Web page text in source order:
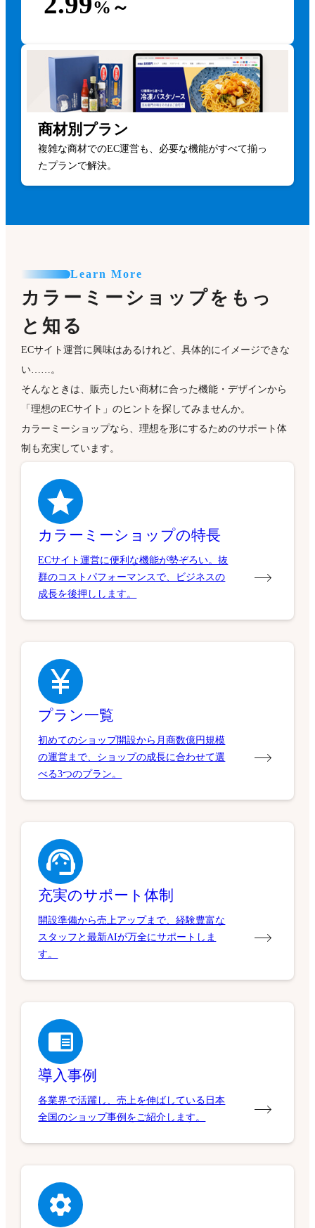
%～
商材別プラン
複雑な商材でのEC運営も、必要な機能がすべて揃っ
たプランで解決。
Learn More
カラーミーショップをもっ
と知る
ECサイト運営に興味はあるけれど、具体的にイメージできな
い……。
そんなときは、販売したい商材に合った機能・デザインから
「理想のECサイト」のヒントを探してみませんか。
カラーミーショップなら、理想を形にするためのサポート体
制も充実しています。
カラーミーショップの特長
ECサイト運営に便利な機能が勢ぞろい。抜
群のコストパフォーマンスで、ビジネスの
成長を後押しします。
プラン一覧
初めてのショップ開設から月商数億円規模
の運営まで、ショップの成長に合わせて選
べる3つのプラン。
充実のサポート体制
開設準備から売上アップまで、経験豊富な
スタッフと最新AIが万全にサポートしま
す。
導入事例
各業界で活躍し、売上を伸ばしている日本
全国のショップ事例をご紹介します。